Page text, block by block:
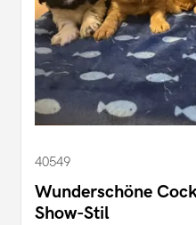
40549
Wunderschöne
Show-Stil